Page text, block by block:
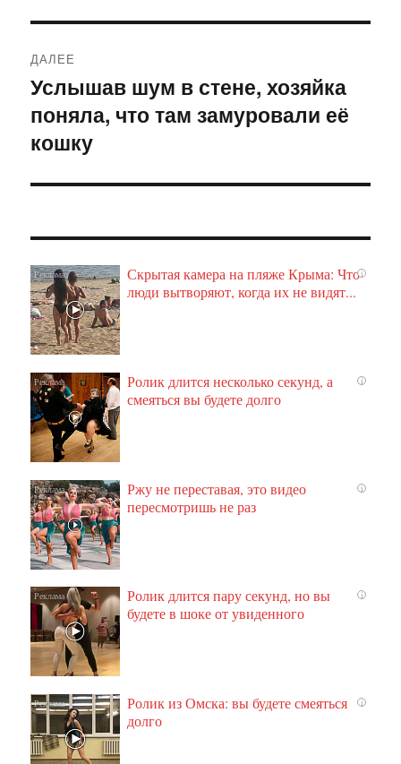
ДАЛЕЕ
Следующая
запись:
Услышав шум в стене, хозяйка
поняла, что там замуровали её
кошку
i
Скрытая камера на пляже Крыма: Что
люди вытворяют, когда их не видят...
i
Ролик длится несколько секунд, а
смеяться вы будете долго
i
Ржу не переставая, это видео
пересмотришь не раз
i
Ролик длится пару секунд, но вы
будете в шоке от увиденного
i
Ролик из Омска: вы будете смеяться
долго